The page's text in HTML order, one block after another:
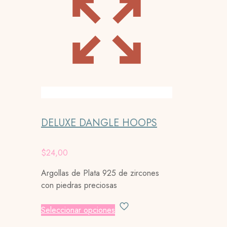
DELUXE DANGLE HOOPS
$24,00
Argollas de Plata 925 de zircones
con piedras preciosas
Seleccionar opciones Este